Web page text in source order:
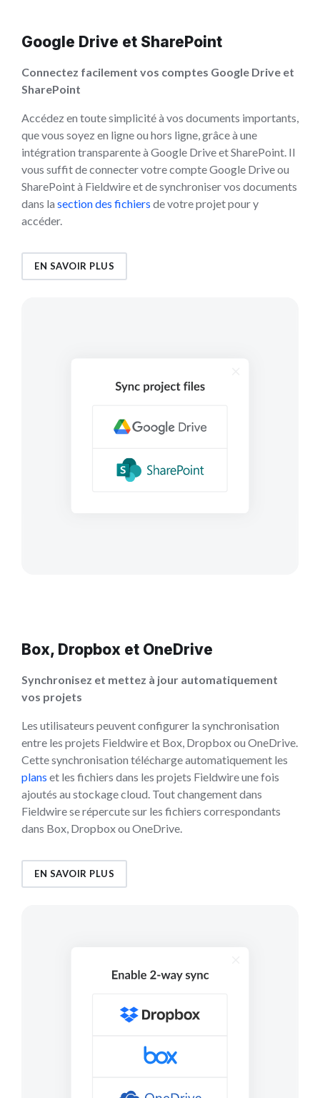
Google Drive et SharePoint
Connectez facilement vos comptes Google Drive et
SharePoint
Accédez en toute simplicité à vos documents importants,
que vous soyez en ligne ou hors ligne, grâce à une
intégration transparente à Google Drive et SharePoint. Il
vous suffit de connecter votre compte Google Drive ou
SharePoint à Fieldwire et de synchroniser vos documents
dans la section des fichiers de votre projet pour y
accéder.
EN SAVOIR PLUS
Box, Dropbox et OneDrive
Synchronisez et mettez à jour automatiquement
vos projets
Les utilisateurs peuvent configurer la synchronisation
entre les projets Fieldwire et Box, Dropbox ou OneDrive.
Cette synchronisation télécharge automatiquement les
plans et les fichiers dans les projets Fieldwire une fois
ajoutés au stockage cloud. Tout changement dans
Fieldwire se répercute sur les fichiers correspondants
dans Box, Dropbox ou OneDrive.
EN SAVOIR PLUS